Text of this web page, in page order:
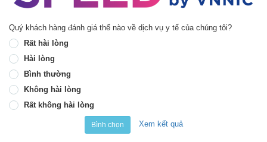
Quý khách hàng đánh giá thế nào về dịch vụ y tế của chúng tôi?
Rất hài lòng
Hài lòng
Bình thường
Không hài lòng
Rất không hài lòng
Bình chọn Xem kết quả